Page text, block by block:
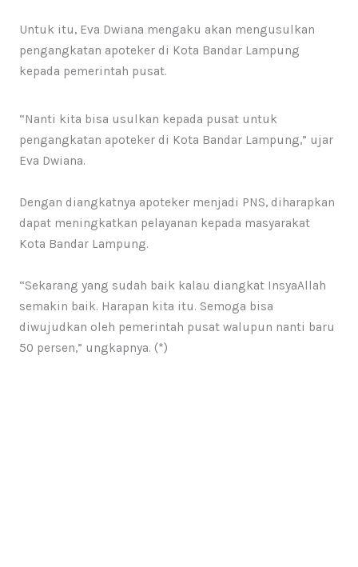
Untuk itu, Eva Dwiana mengaku akan mengusulkan
pengangkatan apoteker di Kota Bandar Lampung
kepada pemerintah pusat.
“Nanti kita bisa usulkan kepada pusat untuk
pengangkatan apoteker di Kota Bandar Lampung,” ujar
Eva Dwiana.
Dengan diangkatnya apoteker menjadi PNS, diharapkan
dapat meningkatkan pelayanan kepada masyarakat
Kota Bandar Lampung.
“Sekarang yang sudah baik kalau diangkat InsyaAllah
semakin baik. Harapan kita itu. Semoga bisa
diwujudkan oleh pemerintah pusat walupun nanti baru
50 persen,” ungkapnya. (*)